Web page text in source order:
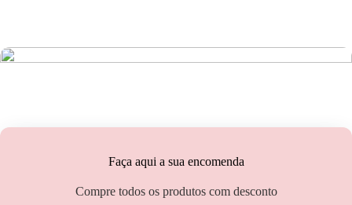
Faça aqui a sua encomenda
Compre todos os produtos com desconto